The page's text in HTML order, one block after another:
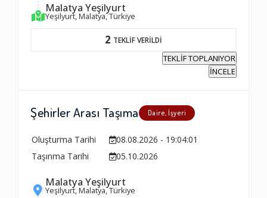
Malatya Yeşilyurt
Yeşilyurt, Malatya, Türkiye
2 TEKLİF VERİLDİ
TEKLİF TOPLANIYOR
İNCELE
Şehirler Arası Taşıma Daire, İşyeri
Oluşturma Tarihi
08.08.2026 - 19:04:01
Taşınma Tarihi
05.10.2026
Malatya Yeşilyurt
Yeşilyurt, Malatya, Türkiye